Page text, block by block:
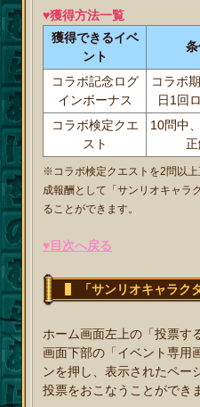
♥獲得方法一覧
獲得できるイベ
ント
コラボ記念ログ
インボーナス
コラボ
日1回
コラボ検定クエ
スト
10問中
※コラボ検定クエストを2問以
成報酬として「サンリオキャラ
ることができます。
♥目次へ戻る
「サンリオキャラク
ホーム画面左上の「投票す
画面下部の「イベント専用
ンを押し、表示されたペー
投票をおこなうことができ